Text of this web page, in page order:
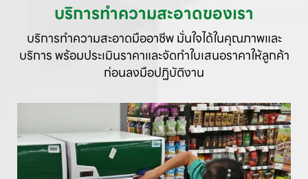
บริการทำความสะอาดของเรา
บริการทำความสะอาดมืออาชีพ มั่นใจได้ในคุณภาพและ
บริการพร้อมประเมินราคาและจัดทำใบเสนอราคาให้ลูกค้า
ก่อนลงมือปฏิบัติงาน